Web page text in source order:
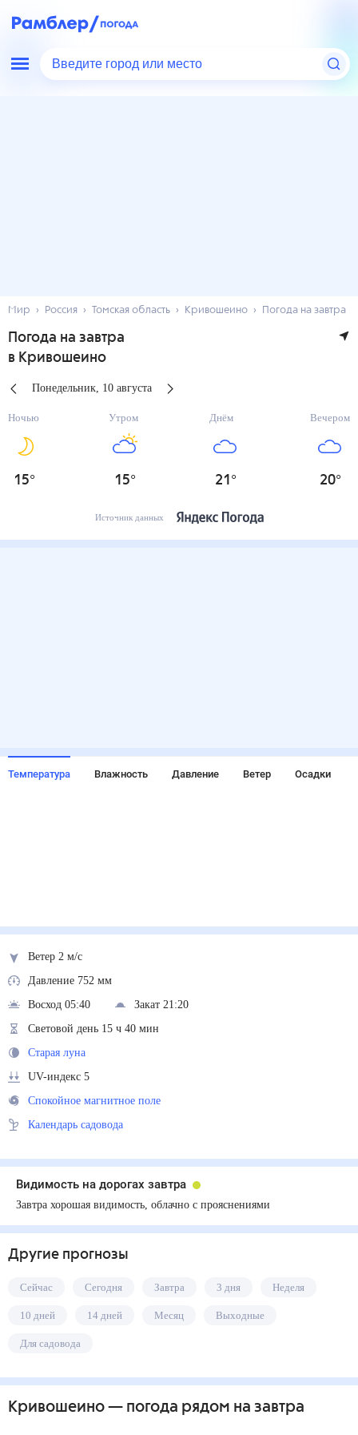
Введите город или место
Мир Россия Томская область Кривошеино Погода на завтра
Погода на завтра
в Кривошеино
Понедельник , 10августа
Ночью
15°
Утром
15°
Днём
21 °
Вечером
20°
Источник данных
Температура Влажность Давление Ветер Осадки
Ветер 2 м/с
Давление 752 мм
Восход 05:40
Закат 21:20
Световой день 15 ч 40 мин
Старая луна
UV-индекс 5
Спокойное магнитное поле
Календарь садовода
Видимость на дорогах завтра
Завтра хорошая видимость, облачно с прояснениями
Другие прогнозы
Сейчас Сегодня Завтра 3 дня Неделя
10 дней 14 дней Месяц Выходные
Для садовода
Кривошеино— погода рядом на завтра